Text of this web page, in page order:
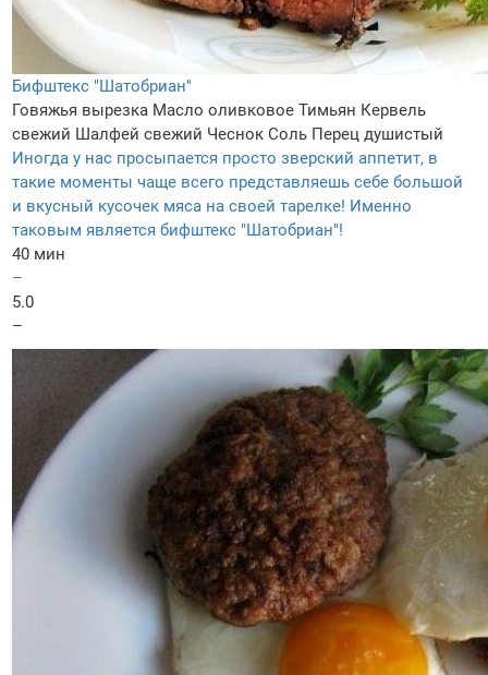
Бифштекс "Шатобриан"
Говяжья вырезка Масло оливковое Тимьян Кервель
свежий Шалфей свежий Чеснок Соль Перец душистый
Иногда у нас просыпается просто зверский аппетит, в
такие моменты чаще всего представляешь себе большой
и вкусный кусочек мяса на своей тарелке! Именно
таковым является бифштекс "Шатобриан"!
40 мин
–
5.0
–